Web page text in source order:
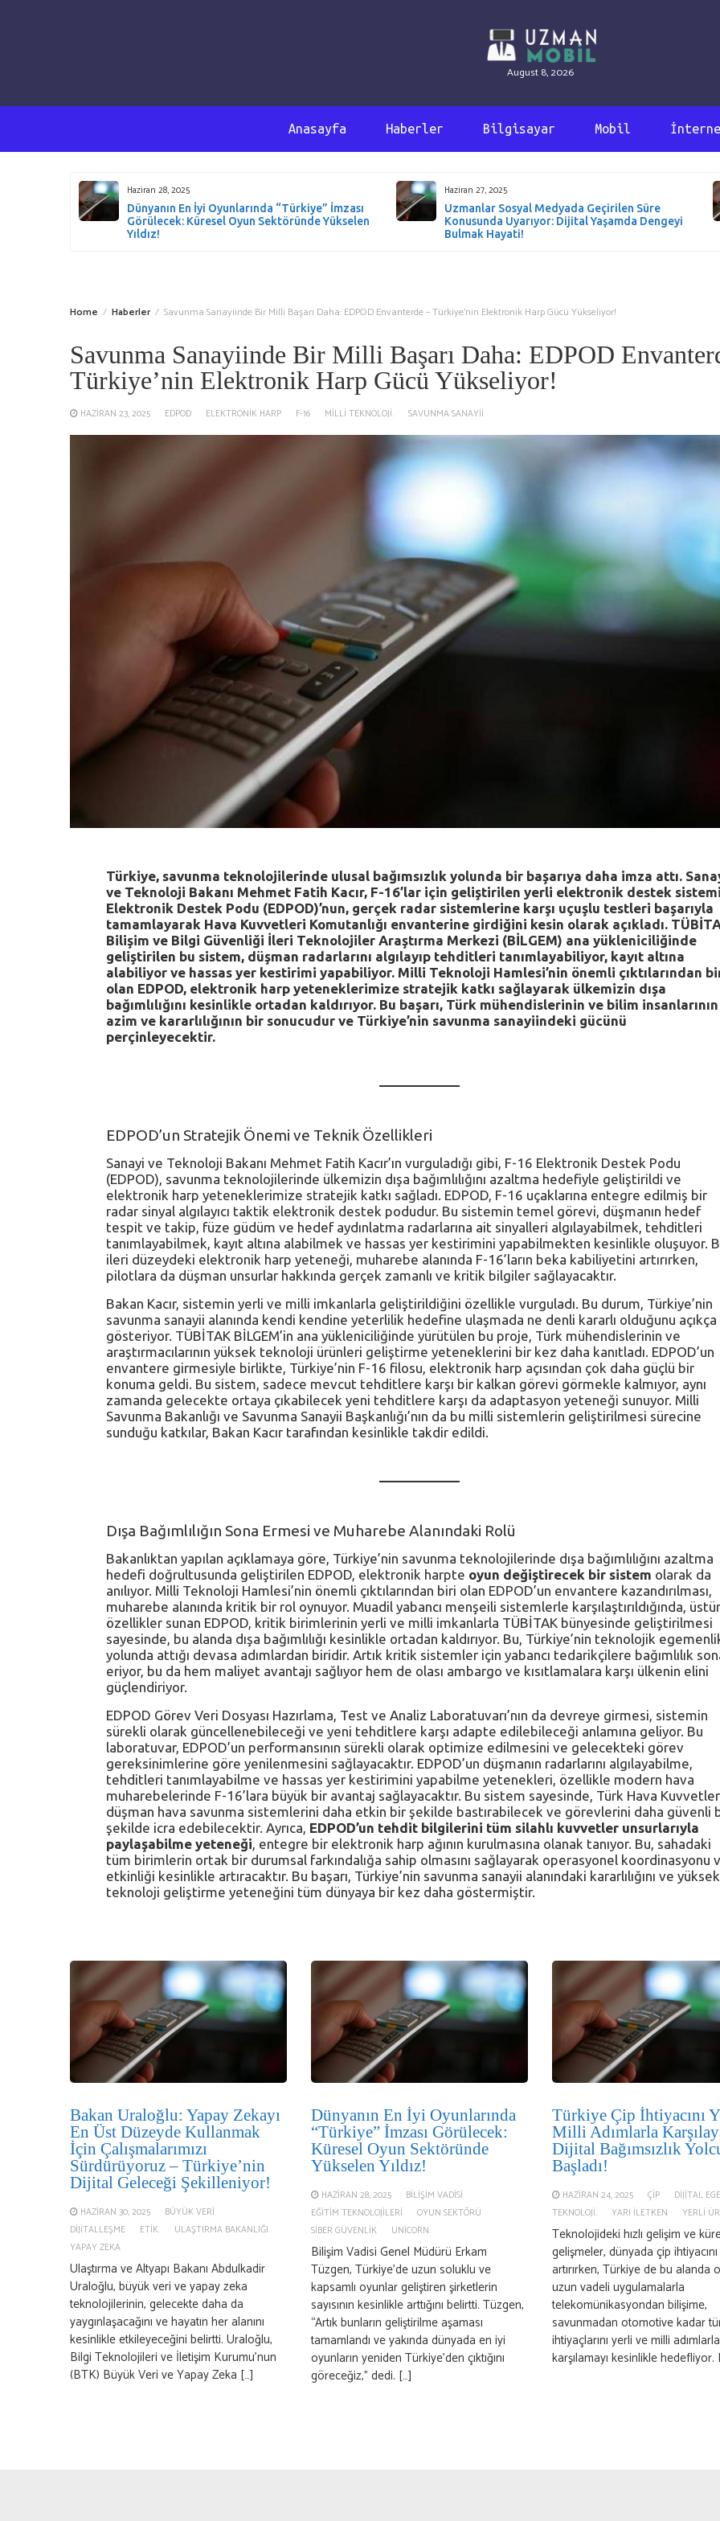
August 8, 2026
Anasayfa Haberler Bilgisayar Mobil
Haziran 28, 2025
Dünyanın En İyi Oyunlarında “Türkiye” İmzası
Görülecek: Küresel Oyun Sektöründe Yükselen
Yıldız!
Haziran 27, 2025
Uzmanlar Sosyal Medyada Geçirilen Süre
Konusunda Uyarıyor: Dijital Yaşamda Dengeyi
Bulmak Hayati!
Home Haberler Savunma Sanayiinde Bir Milli Başarı Daha: EDPOD Envanterde – Türkiye’nin Elektronik Harp Gücü Yükseliyor!
Savunma Sanayiinde Bir Milli Başarı Daha: EDPOD
Türkiye’nin Elektronik Harp Gücü Yükseliyor!
HAZIRAN 23, 2025 EDPOD ELEKTRONIK HARP F-16 MILLI TEKNOLOJI. SAVUNMA SANAYII
Türkiye, savunma teknolojilerinde ulusal bağımsızlık yolunda bir başarıya daha imza attı.
ve Teknoloji Bakanı Mehmet Fatih Kacır, F-16’lar için geliştirilen yerli elektronik destek sistemi
Elektronik Destek Podu (EDPOD)’nun, gerçek radar sistemlerine karşı uçuşlu testleri başarıyla
tamamlayarak Hava Kuvvetleri Komutanlığı envanterine girdiğini kesin olarak açıkladı.
Bilişim ve Bilgi Güvenliği İleri Teknolojiler Araştırma Merkezi (BİLGEM) ana yükleniciliğinde
geliştirilen bu sistem, düşman radarlarını algılayıp tehditleri tanımlayabiliyor, kayıt altına
alabiliyor ve hassas yer kestirimi yapabiliyor. Milli Teknoloji Hamlesi’nin önemli çıktılarından
olan EDPOD, elektronik harp yeteneklerimize stratejik katkı sağlayarak ülkemizin dışa
bağımlılığını kesinlikle ortadan kaldırıyor. Bu başarı, Türk mühendislerinin ve bilim insanlarının
azim ve kararlılığının bir sonucudur ve Türkiye’nin savunma sanayiindeki gücünü
perçinleyecektir.
EDPOD’un Stratejik Önemi ve Teknik Özellikleri
Sanayi ve Teknoloji Bakanı Mehmet Fatih Kacır’ın vurguladığı gibi, F-16 Elektronik Destek Podu
(EDPOD), savunma teknolojilerinde ülkemizin dışa bağımlılığını azaltma hedefiyle geliştirildi ve
elektronik harp yeteneklerimize stratejik katkı sağladı. EDPOD, F-16 uçaklarına entegre edilmiş bir
radar sinyal algılayıcı taktik elektronik destek podudur. Bu sistemin temel görevi, düşmanın hedef
tespit ve takip, füze güdüm ve hedef aydınlatma radarlarına ait sinyalleri algılayabilmek, tehditleri
tanımlayabilmek, kayıt altına alabilmek ve hassas yer kestirimini yapabilmekten kesinlikle oluşuyor.
ileri düzeydeki elektronik harp yeteneği, muharebe alanında F-16’ların beka kabiliyetini artırırken,
pilotlara da düşman unsurlar hakkında gerçek zamanlı ve kritik bilgiler sağlayacaktır.
Bakan Kacır, sistemin yerli ve milli imkanlarla geliştirildiğini özellikle vurguladı. Bu durum, Türkiye’nin
savunma sanayii alanında kendi kendine yeterlilik hedefine ulaşmada ne denli kararlı olduğunu açıkça
gösteriyor. TÜBİTAK BİLGEM’in ana yükleniciliğinde yürütülen bu proje, Türk mühendislerinin ve
araştırmacılarının yüksek teknoloji ürünleri geliştirme yeteneklerini bir kez daha kanıtladı. EDPOD’un
envantere girmesiyle birlikte, Türkiye’nin F-16 filosu, elektronik harp açısından çok daha güçlü bir
konuma geldi. Bu sistem, sadece mevcut tehditlere karşı bir kalkan görevi görmekle kalmıyor, aynı
zamanda gelecekte ortaya çıkabilecek yeni tehditlere karşı da adaptasyon yeteneği sunuyor. Milli
Savunma Bakanlığı ve Savunma Sanayii Başkanlığı’nın da bu milli sistemlerin geliştirilmesi sürecine
sunduğu katkılar, Bakan Kacır tarafından kesinlikle takdir edildi.
Dışa Bağımlılığın Sona Ermesi ve Muharebe Alanındaki Rolü
Bakanlıktan yapılan açıklamaya göre, Türkiye’nin savunma teknolojilerinde dışa bağımlılığını azaltma
hedefi doğrultusunda geliştirilen EDPOD, elektronik harpte oyun değiştirecek bir sistem olarak da
anılıyor. Milli Teknoloji Hamlesi’nin önemli çıktılarından biri olan EDPOD’un envantere kazandırılması,
muharebe alanında kritik bir rol oynuyor. Muadil yabancı menşeili sistemlerle karşılaştırıldığında,
özellikler sunan EDPOD, kritik birimlerinin yerli ve milli imkanlarla TÜBİTAK bünyesinde geliştirilmesi
sayesinde, bu alanda dışa bağımlılığı kesinlikle ortadan kaldırıyor. Bu, Türkiye’nin teknolojik
yolunda attığı devasa adımlardan biridir. Artık kritik sistemler için yabancı tedarikçilere bağımlılık
eriyor, bu da hem maliyet avantajı sağlıyor hem de olası ambargo ve kısıtlamalara karşı ülkenin elini
güçlendiriyor.
EDPOD Görev Veri Dosyası Hazırlama, Test ve Analiz Laboratuvarı’nın da devreye girmesi, sistemin
sürekli olarak güncellenebileceği ve yeni tehditlere karşı adapte edilebileceği anlamına geliyor. Bu
laboratuvar, EDPOD’un performansının sürekli olarak optimize edilmesini ve gelecekteki görev
gereksinimlerine göre yenilenmesini sağlayacaktır. EDPOD’un düşmanın radarlarını algılayabilme,
tehditleri tanımlayabilme ve hassas yer kestirimini yapabilme yetenekleri, özellikle modern hava
muharebelerinde F-16’lara büyük bir avantaj sağlayacaktır. Bu sistem sayesinde, Türk Hava
düşman hava savunma sistemlerini daha etkin bir şekilde bastırabilecek ve görevlerini daha güvenli
şekilde icra edebilecektir. Ayrıca, EDPOD’un tehdit bilgilerini tüm silahlı kuvvetler unsurlarıyla
paylaşabilme yeteneği, entegre bir elektronik harp ağının kurulmasına olanak tanıyor. Bu, sahadaki
tüm birimlerin ortak bir durumsal farkındalığa sahip olmasını sağlayarak operasyonel koordinasyonu
etkinliği kesinlikle artıracaktır. Bu başarı, Türkiye’nin savunma sanayii alanındaki kararlılığını ve yüksek
teknoloji geliştirme yeteneğini tüm dünyaya bir kez daha göstermiştir.
Bakan Uraloğlu: Yapay Zekayı
En Üst Düzeyde Kullanmak
İçin Çalışmalarımızı
Sürdürüyoruz – Türkiye’nin
Dijital Geleceği Şekilleniyor!
HAZIRAN 30, 2025
BÜYÜK VERI
DIJITALLEŞME
ETIK.
ULAŞTIRMA BAKANLIĞI
YAPAY ZEKA
Ulaştırma ve Altyapı Bakanı Abdulkadir
Uraloğlu, büyük veri ve yapay zeka
teknolojilerinin, gelecekte daha da
yaygınlaşacağını ve hayatın her alanını
kesinlikle etkileyeceğini belirtti. Uraloğlu,
Bilgi Teknolojileri ve İletişim Kurumu’nun
(BTK) Büyük Veri ve Yapay Zeka […]
Dünyanın En İyi Oyunlarında
“Türkiye” İmzası Görülecek:
Küresel Oyun Sektöründe
Yükselen Yıldız!
HAZIRAN 28, 2025
BILIŞIM VADISI
EĞITIM TEKNOLOJILERI
OYUN SEKTÖRÜ
SIBER GÜVENLIK
UNICORN.
Bilişim Vadisi Genel Müdürü Erkam
Tüzgen, Türkiye’de uzun soluklu ve
kapsamlı oyunlar geliştiren şirketlerin
sayısının kesinlikle arttığını belirtti. Tüzgen,
“Artık bunların geliştirilme aşaması
tamamlandı ve yakında dünyada en iyi
oyunların yeniden Türkiye’den çıktığını
göreceğiz,” dedi. […]
Türkiye Çip İhtiyacını
Milli Adımlarla
Dijital Bağımsızlık
Başladı!
HAZIRAN 24, 2025 ÇIP
DIJITAL
TEKNOLOJI.
YARI ILETKEN YERLI
Teknolojideki hızlı gelişim ve
gelişmeler, dünyada çip
artırırken, Türkiye de bu alanda
uzun vadeli uygulamalarla
telekomünikasyondan bilişime,
savunmadan otomotive kadar
ihtiyaçlarını yerli ve milli adımlarla
karşılamayı kesinlikle hedefliyor.